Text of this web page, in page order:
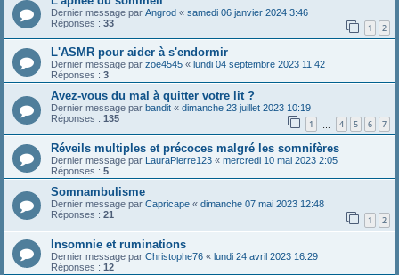
Dernier message par Angrod « samedi 06 janvier 2024 3:46
Réponses : 33 1 2
L'ASMR pour aider à s'endormir
Dernier message par zoe4545 « lundi 04 septembre 2023 11:42
Réponses : 3
Avez-vous du mal à quitter votre lit ?
Dernier message par bandit « dimanche 23 juillet 2023 10:19
Réponses : 135 1 4 5 6 7
Réveils multiples et précoces malgré les somnifères
Dernier message par LauraPierre123 « mercredi 10 mai 2023 2:05
Réponses : 5
Somnambulisme
Dernier message par Capricape « dimanche 07 mai 2023 12:48
Réponses : 21 1 2
Insomnie et ruminations
Dernier message par Christophe76 « lundi 24 avril 2023 16:29
Réponses : 12